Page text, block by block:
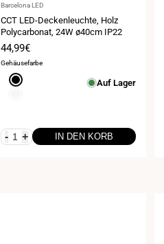
Anbieter:
Barcelona LED
CCT LED-Deckenleuchte, Holz
Polycarbonat, 24W ø40cm IP22
Verkaufspreis
44,99€
Gehäusefarbe
Schwarz
Auf Lager
- + IN DEN KORB